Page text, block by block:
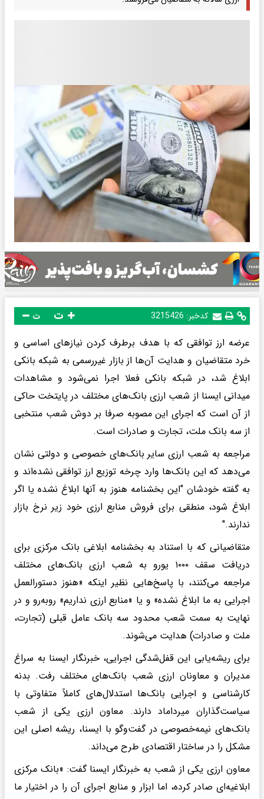
کدخبر: 3215426 ت
عرضه ارز توافقی که با هدف برطرف کردن نیازهای اساسی و
خرد متقاضیان و هدایت آن‌ها از بازار غیررسمی به شبکه بانکی
ابلاغ شد، در شبکه بانکی فعلا اجرا نمی‌شود و مشاهدات
میدانی ایسنا از شعب ارزی بانک‌های مختلف در پایتخت حاکی
از آن است که اجرای این مصوبه صرفا بر دوش شعب منتخبی
از سه بانک ملت، تجارت و صادرات است.
مراجعه به شعب ارزی سایر بانک‌های خصوصی و دولتی نشان
می‌دهد که این بانک‌ها وارد چرخه توزیع ارز توافقی نشده‌اند و
به گفته خودشان "این بخشنامه هنوز به آنها ابلاغ نشده یا اگر
ابلاغ شود، منطقی برای فروش منابع ارزی خود زیر نرخ بازار
ندارند."
متقاضیانی که با استناد به بخشنامه‌ ابلاغی بانک مرکزی برای
دریافت سقف ۱۰۰۰ یورو به شعب ارزی بانک‌های مختلف
مراجعه می‌کنند، با پاسخ‌هایی نظیر اینکه «هنوز دستورالعمل
اجرایی به ما ابلاغ نشده» و یا «منابع ارزی نداریم» روبه‌رو و در
نهایت به سمت شعب محدود سه بانک عامل قبلی (تجارت،
ملت و صادرات) هدایت می‌شوند.
برای ریشه‌یابی این قفل‌شدگی اجرایی، خبرنگار ایسنا به سراغ
مدیران و معاونان ارزی شعب بانک‌های مختلف رفت. بدنه
کارشناسی و اجرایی بانک‌ها استدلال‌های کاملاً متفاوتی با
سیاست‌گذاران میرداماد دارند. معاون ارزی یکی از شعب
بانک‌های نیمه‌خصوصی در گفت‌وگو با ایسنا، ریشه اصلی این
مشکل را در ساختار اقتصادی طرح می‌داند.
معاون ارزی یکی از شعب به خبرنگار ایسنا گفت: «بانک مرکزی
ابلاغیه‌ای صادر کرده، اما ابزار و منابع اجرای آن را در اختیار ما